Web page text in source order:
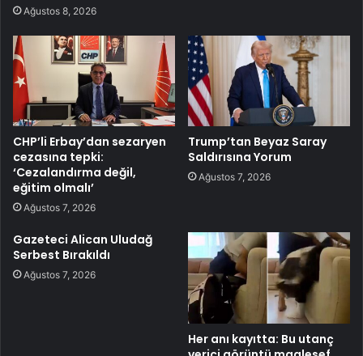
Ağustos 8, 2026
CHP’li Erbay’dan sezaryen
cezasına tepki:
‘Cezalandırma değil,
eğitim olmalı’
Ağustos 7, 2026
Trump’tan Beyaz Saray
Saldırısına Yorum
Ağustos 7, 2026
Gazeteci Alican Uludağ
Serbest Bırakıldı
Ağustos 7, 2026
Her anı kayıtta: Bu utanç